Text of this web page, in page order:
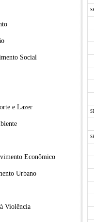
Social
e Lazer
Econômico
Urbano
Violência